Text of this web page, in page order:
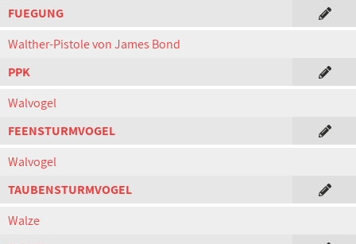
FUEGUNG
Walther-Pistole von James Bond
PPK
Walvogel
FEENSTURMVOGEL
Walvogel
TAUBENSTURMVOGEL
Walze